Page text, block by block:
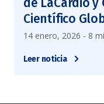
Científico
14 enero, 2026 - 8
Leer noticia